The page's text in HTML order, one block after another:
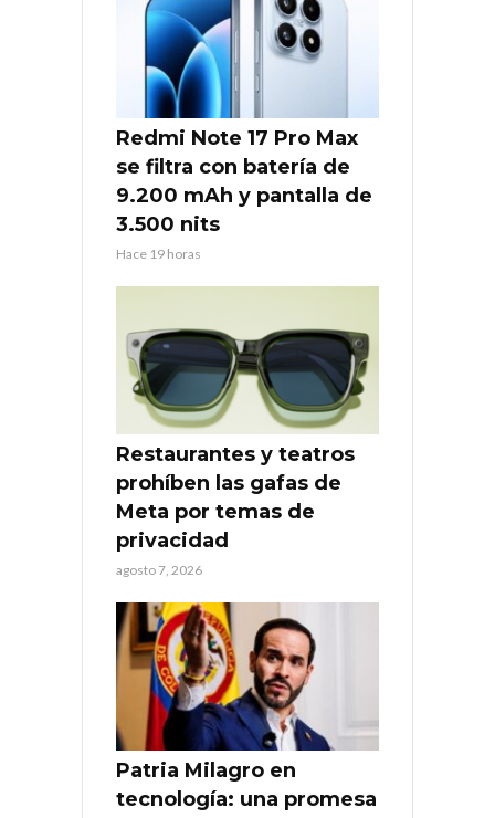
Redmi Note 17 Pro Max
se filtra con batería de
9.200 mAh y pantalla de
3.500 nits
Hace 19 horas
Restaurantes y teatros
prohíben las gafas de
Meta por temas de
privacidad
agosto 7, 2026
Patria Milagro en
tecnología: una promesa